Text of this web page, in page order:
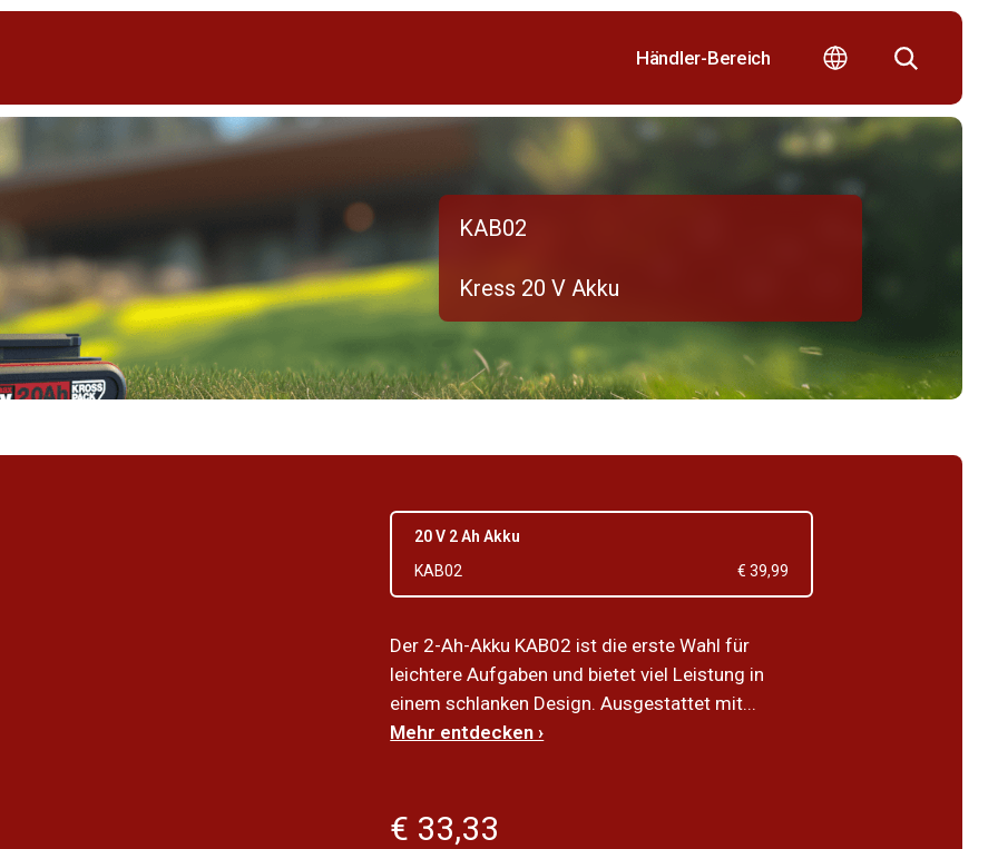
Händler-Bereich
KAB02
Kress 20 V Akku
20 V 2 Ah Akku
KAB02
€ 39,99
Der 2-Ah-Akku KAB02 ist die erste Wahl für
leichtere Aufgaben und bietet viel Leistung in
einem schlanken Design. Ausgestattet mit...
Mehr entdecken ›
€ 33,33